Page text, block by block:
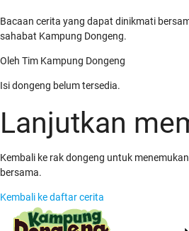
Tentang Kami
Bacaan cerita yang dapat dinikmati
sahabat Kampung Dongeng.
Oleh Tim Kampung Dongeng
Isi dongeng belum tersedia.
Lanjutkan
Kembali ke rak dongeng untuk
bersama.
Kembali ke daftar cerita